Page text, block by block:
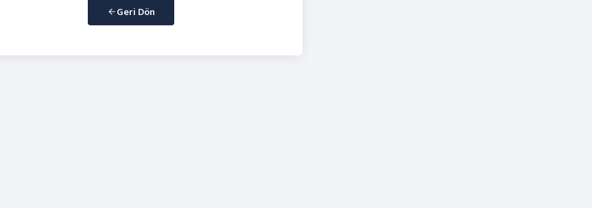
Geri Dön